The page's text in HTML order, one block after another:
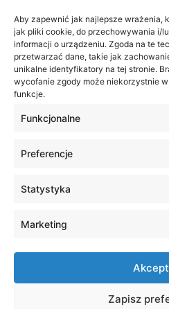
Aby zapewnić jak najlepsze wrażenia,
jak pliki cookie, do przechowywania i/
informacji o urządzeniu. Zgoda na te
przetwarzać dane, takie jak
unikalne identyfikatory na tej stronie.
wycofanie zgody może niekorzystnie
funkcje.
Funkcjonalne
Preferencje
Statystyka
Marketing
Zapisz
WSEI
ul.
13